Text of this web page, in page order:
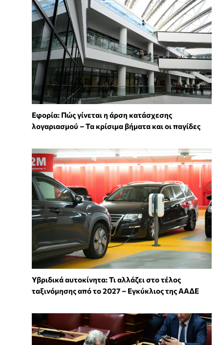
Εφορία: Πώς γίνεται η άρση κατάσχεσης
λογαριασμού – Τα κρίσιμα βήματα και οι παγίδες
Υβριδικά αυτοκίνητα: Τι αλλάζει στο τέλος
ταξινόμησης από το 2027 – Εγκύκλιος της ΑΑΔΕ